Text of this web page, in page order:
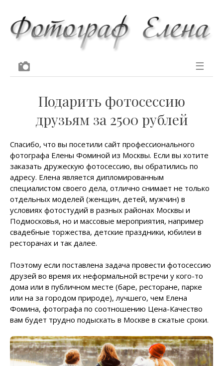
☰
Подарить фотосессию
друзьям за 2500 рублей
Спасибо, что вы посетили сайт профессионального
фотографа Елены Фоминой из Москвы. Если вы хотите
заказать дружескую фотосессию, вы обратились по
адресу. Елена является дипломированным
специалистом своего дела, отлично снимает не только
отдельных моделей (женщин, детей, мужчин) в
условиях фотостудий в разных районах Москвы и
Подмосковья, но и массовые мероприятия, например
свадебные торжества, детские праздники, юбилеи в
ресторанах и так далее.
Поэтому если поставлена задача провести фотосессию
друзей во время их неформальной встречи у кого-то
дома или в публичном месте (баре, ресторане, парке
или на за городом природе), лучшего, чем Елена
Фомина, фотографа по соотношению Цена-Качество
вам будет трудно подыскать в Москве в сжатые сроки.